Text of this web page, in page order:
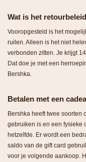
Wat is het
Vooropgesteld is het
ruilen. Alleen is het niet
verbonden zitten. Je krijgt
Dat doe je met een
Bershka.
Betalen met een
Bershka heeft twee soorten
gebruiken is en een fysieke
hetzelfde. Er wordt een
saldo van de gift card
voor je volgende aankoop.